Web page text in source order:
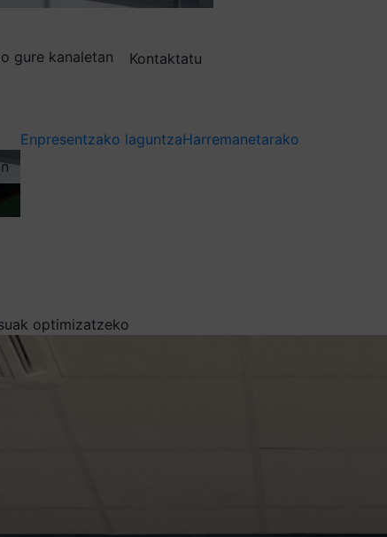
gure kanaletan
Kontaktatu
Enpresentzako laguntzaHarremanetarako
optimizatzeko